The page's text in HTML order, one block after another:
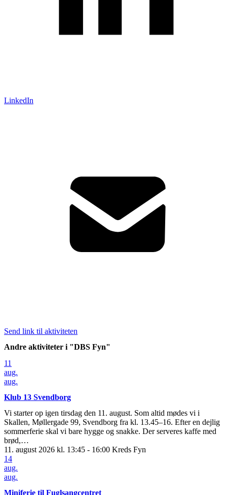
LinkedIn
Send link til aktiviteten
Andre aktiviteter i "DBS Fyn"
11
aug.
aug.
Klub 13 Svendborg
Vi starter op igen tirsdag den 11. august. Som altid mødes vi i
Skallen, Møllergade 99, Svendborg fra kl. 13.45–16. Efter en dejlig
sommerferie skal vi bare hygge og snakke. Der serveres kaffe med
brød,…
11. august 2026 kl. 13:45 - 16:00 Kreds Fyn
14
aug.
aug.
Miniferie til Fuglsangcentret